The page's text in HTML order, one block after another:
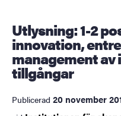
Utlysning: 1-2 postdoktorer i
innovation,
management
tillgångar
Publicerad 20 november